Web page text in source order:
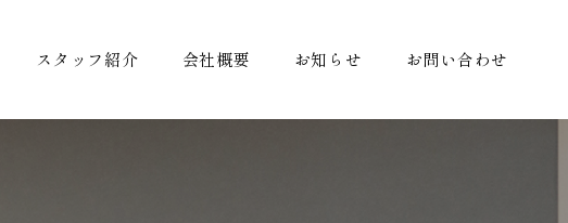
スタッフ紹介 会社概要 お知らせ お問い合わせ